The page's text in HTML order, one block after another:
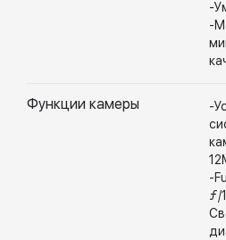
-
-
Функции камеры
-
-
ƒ/